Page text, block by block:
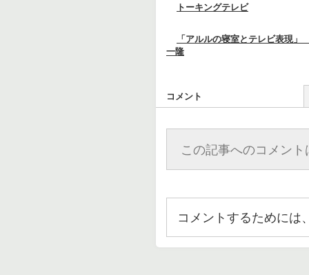
トーキングテレビ
「アルルの寝室とテレビ表
一隆
コメント
この記事へのコメン
コメントするためには